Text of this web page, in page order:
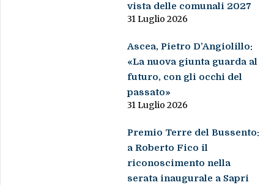
vista delle comunali 2027
31 Luglio 2026
Ascea, Pietro D’Angiolillo:
«La nuova giunta guarda al
futuro, con gli occhi del
passato»
31 Luglio 2026
Premio Terre del Bussento:
a Roberto Fico il
riconoscimento nella
serata inaugurale a Sapri